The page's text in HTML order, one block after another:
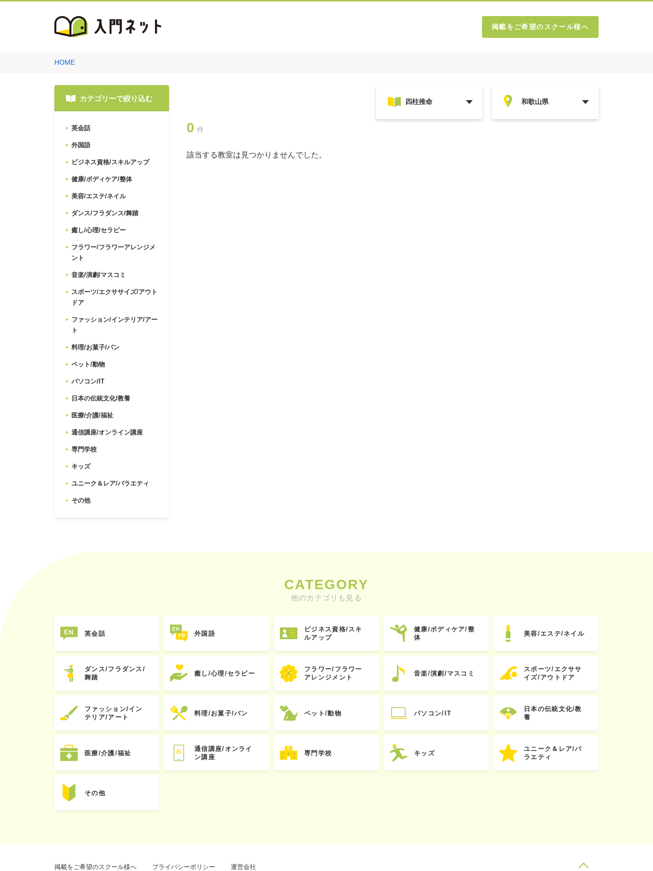
掲載をご希望のスクール様へ
HOME
カテゴリーで絞り込む
英会話
外国語
ビジネス資格/スキルアップ
健康/ボディケア/整体
美容/エステ/ネイル
ダンス/フラダンス/舞踏
癒し/心理/セラピー
フラワー/フラワーアレンジメ
ント
音楽/演劇/マスコミ
スポーツ/エクササイズ/アウト
ドア
ファッション/インテリア/アー
ト
料理/お菓子/パン
ペット/動物
パソコン/IT
日本の伝統文化/教養
医療/介護/福祉
通信講座/オンライン講座
専門学校
キッズ
ユニーク＆レア/バラエティ
その他
0 件
該当する教室は見つかりませんでした。
CATEGORY
他のカテゴリも見る
英会話 外国語
ビジネス資格/スキ
ルアップ
健康/ボディケア/整
体
美容/エステ/ネイル
ダンス/フラダンス/
舞踏
癒し/心理/セラピー
フラワー/フラワー
アレンジメント
音楽/演劇/マスコミ
スポーツ/エクササ
イズ/アウトドア
ファッション/イン
テリア/アート
料理/お菓子/パン ペット/動物 パソコン/IT
日本の伝統文化/教
養
医療/介護/福祉
通信講座/オンライ
ン講座
専門学校 キッズ
ユニーク＆レア/バ
ラエティ
その他
掲載をご希望のスクール様へ プライバシーポリシー 運営会社